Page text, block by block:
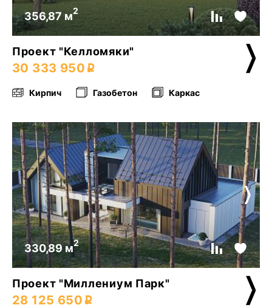
356,87 м2
Проект "Келломяки"
30 333 950
Кирпич Газобетон Каркас
330,89 м2
Проект "Миллениум Парк"
28 125 650